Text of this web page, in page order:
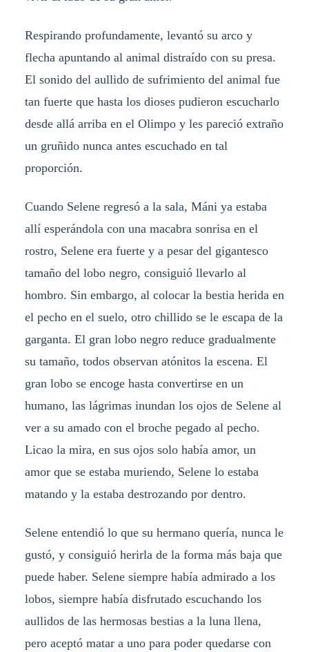
Respirando profundamente, levantó su arco y
flecha apuntando al animal distraído con su presa.
El sonido del aullido de sufrimiento del animal fue
tan fuerte que hasta los dioses pudieron escucharlo
desde allá arriba en el Olimpo y les pareció extraño
un gruñido nunca antes escuchado en tal
proporción.
Cuando Selene regresó a la sala, Máni ya estaba
allí esperándola con una macabra sonrisa en el
rostro, Selene era fuerte y a pesar del gigantesco
tamaño del lobo negro, consiguió llevarlo al
hombro. Sin embargo, al colocar la bestia herida en
el pecho en el suelo, otro chillido se le escapa de la
garganta. El gran lobo negro reduce gradualmente
su tamaño, todos observan atónitos la escena. El
gran lobo se encoge hasta convertirse en un
humano, las lágrimas inundan los ojos de Selene al
ver a su amado con el broche pegado al pecho.
Licao la mira, en sus ojos solo había amor, un
amor que se estaba muriendo, Selene lo estaba
matando y la estaba destrozando por dentro.
Selene entendió lo que su hermano quería, nunca le
gustó, y consiguió herirla de la forma más baja que
puede haber. Selene siempre había admirado a los
lobos, siempre había disfrutado escuchando los
aullidos de las hermosas bestias a la luna llena,
pero aceptó matar a uno para poder quedarse con